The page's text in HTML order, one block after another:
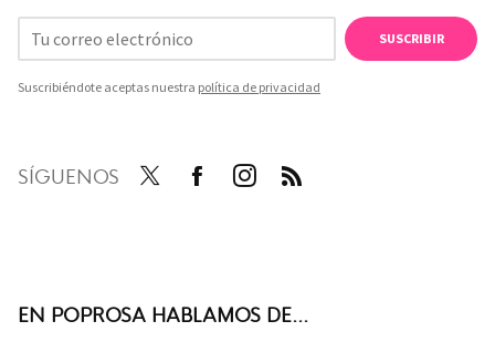
SUSCRIBIR
Suscribiéndote aceptas nuestra política de privacidad
SÍGUENOS
EN POPROSA HABLAMOS DE...